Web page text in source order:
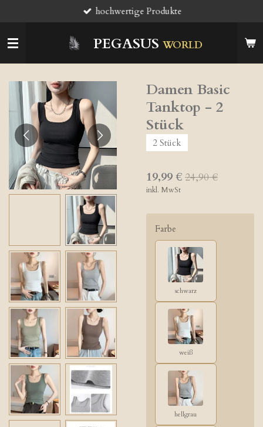
Hauptinhalt
springen
PEGASUS WORLD
hochwertige Produkte
Damen Basic
Tanktop - 2
Stück
2 Stück
19,99 € 24,90 €
inkl. MwSt
Farbe
schwarz
weiß
hellgrau